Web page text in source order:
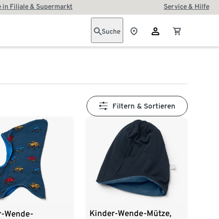
in Filiale & Supermarkt Service & Hilfe
Suche
Filtern & Sortieren
Wende-
Kinder-Wende-Mütze,